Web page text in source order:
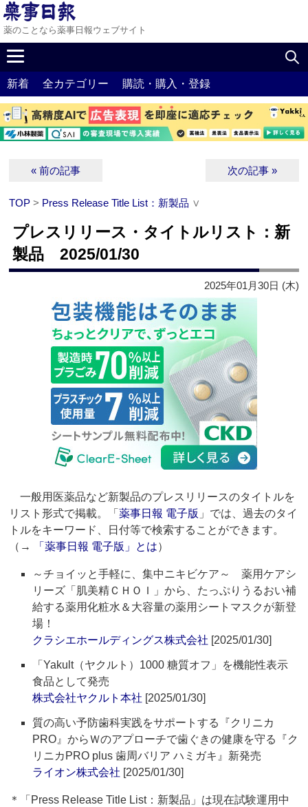
薬のことなら薬事日報ウェブサイト
新着 全カテゴリー 購読・購入・登録
« 前の記事 次の記事 »
TOP > Press Release Title List：新製品 ∨
プレスリリース・タイトルリスト：新
製品 2025/01/30
2025年01月30日 (木)
一般用医薬品など新製品のプレスリリースのタイトルを
リスト形式で掲載。「薬事日報 電子版 」では、過去のタイ
トルをキーワード、日付等で検索することができます。
（→
「薬事日報 電子版」とは）
～チョイッと手軽に、集中ニキビケア～ 薬用ケアシ
リーズ「肌美精ＣＨＯＩ」から、たっぷりうるおい補
給する薬用化粧水＆大容量の薬用シートマスクが新登
場！
クラシエホールディングス株式会社 [2025/01/30]
「Yakult（ヤクルト）1000 糖質オフ」を機能性表示
食品として発売
株式会社ヤクルト本社 [2025/01/30]
質の高い予防歯科実践をサポートする『クリニカ
PRO』からＷのアプローチで歯ぐきの健康を守る『ク
リニカPRO plus 歯周バリア ハミガキ』新発売
ライオン株式会社 [2025/01/30]
＊「Press Release Title List：新製品」は現在試験運用中